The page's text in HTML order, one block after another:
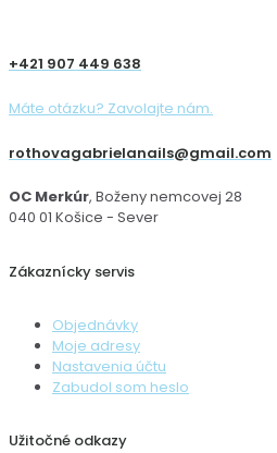
+421 907 449 638
Máte otázku? Zavolajte nám.
rothovagabrielanails@gmail.com
OC Merkúr, Boženy nemcovej 28
040 01 Košice - Sever
Zákaznícky servis
Objednávky
Moje adresy
Nastavenia účtu
Zabudol som heslo
Užitočné odkazy